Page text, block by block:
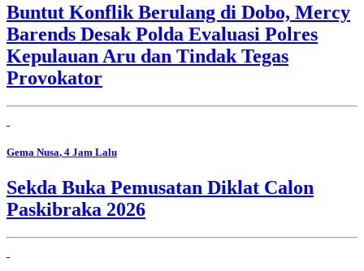
Buntut Konflik Berulang di Dobo, Mercy
Barends Desak Polda Evaluasi Polres
Kepulauan Aru dan Tindak Tegas
Provokator
Gema Nusa, 4 Jam Lalu
Sekda Buka Pemusatan Diklat Calon
Paskibraka 2026